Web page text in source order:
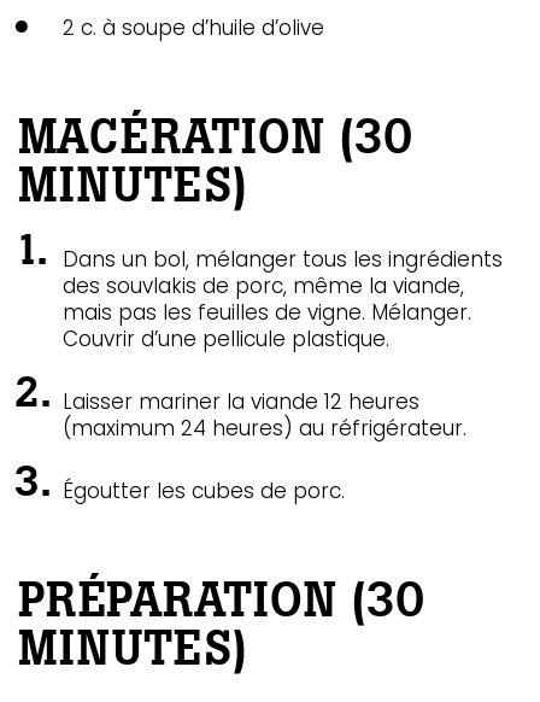
2 c. à soupe d’huile d’olive
MACÉRATION (30
MINUTES)
Dans un bol, mélanger tous les ingrédients
des souvlakis de porc, même la viande,
mais pas les feuilles de vigne. Mélanger.
Couvrir d’une pellicule plastique.
Laisser mariner la viande 12 heures
(maximum 24 heures) au réfrigérateur.
Égoutter les cubes de porc.
PRÉPARATION (30
MINUTES)